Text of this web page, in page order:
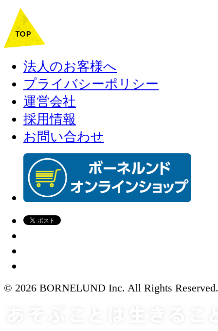
法人のお客様へ
プライバシーポリシー
運営会社
採用情報
お問い合わせ
© 2026 BORNELUND Inc. All Rights Reserved.